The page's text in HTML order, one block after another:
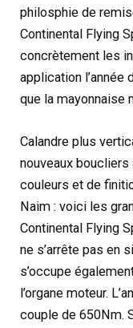
philosphie de
Continental Flying
concrètement les
application l’année
que la mayonnaise
Calandre plus
nouveaux boucliers
couleurs et de
Naim : voici les
Continental Flying
ne s’arrête pas en
s’occupe
l’organe moteur.
couple de 650Nm.